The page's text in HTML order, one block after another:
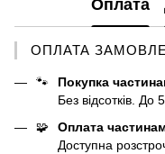
Оплата
ОПЛАТА
🐾
Покупка
Без відсотків. До
🧩
Оплата
Доступна